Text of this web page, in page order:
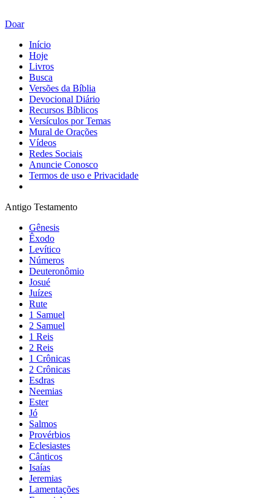
Doar
Início
Hoje
Livros
Busca
Versões da Bíblia
Devocional Diário
Recursos Bíblicos
Versículos por Temas
Mural de Orações
Vídeos
Redes Sociais
Anuncie Conosco
Termos de uso e Privacidade
Antigo Testamento
Gênesis
Êxodo
Levítico
Números
Deuteronômio
Josué
Juízes
Rute
1 Samuel
2 Samuel
1 Reis
2 Reis
1 Crônicas
2 Crônicas
Esdras
Neemias
Ester
Jó
Salmos
Provérbios
Eclesiastes
Cânticos
Isaías
Jeremias
Lamentações